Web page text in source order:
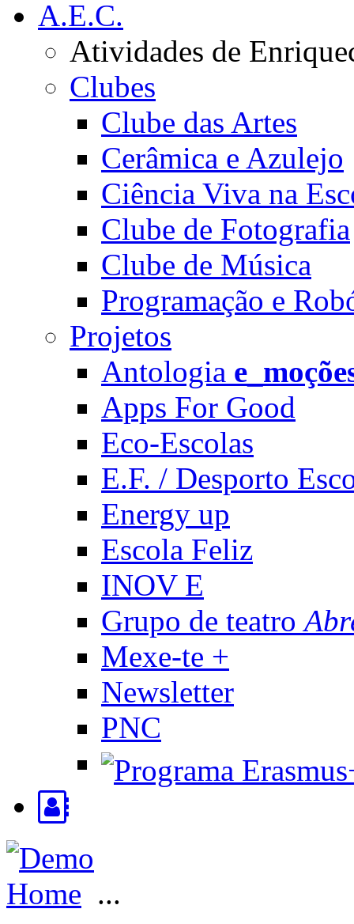
A.E.C.
Atividades de
Clubes
Clube das Artes
Cerâmica e Azulejo
Ciência Viva na
Clube de Fotografia
Clube de Música
Programação e
Projetos
Antologia
Apps For Good
Eco-Escolas
E.F. / Desporto
Energy up
Escola Feliz
INOV E
Grupo de teatro
Mexe-te +
Newsletter
PNC
Home ...